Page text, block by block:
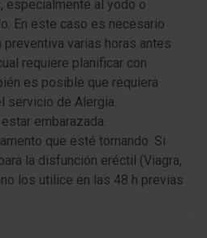
especialmente al yodo o
En este caso es necesario
preventiva varias horas antes
requiere planificar con
es posible que requiera
servicio de Alergia.
embarazada.
que esté tomando. Si
la disfunción eréctil (Viagra,
los utilice en las 48 h previas